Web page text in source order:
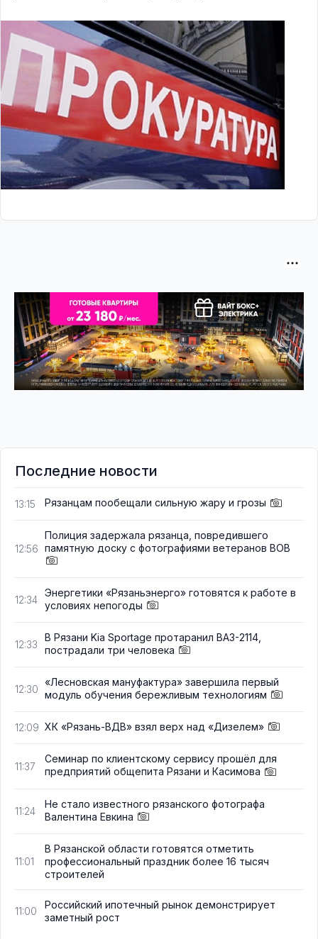
Последние новости
13:15 Рязанцам пообещали сильную жару и грозы
12:56
Полиция задержала рязанца, повредившего
памятную доску с фотографиями ветеранов ВОВ
12:34
Энергетики «Рязаньэнерго» готовятся к работе в
условиях непогоды
12:33
В Рязани Kia Sportage протаранил ВАЗ-2114,
пострадали три человека
12:30
«Лесновская мануфактура» завершила первый
модуль обучения бережливым технологиям
12:09 ХК «Рязань-ВДВ» взял верх над «Дизелем»
11:37
Семинар по клиентскому сервису прошёл для
предприятий общепита Рязани и Касимова
11:24
Не стало известного рязанского фотографа
Валентина Евкина
11:01
В Рязанской области готовятся отметить
профессиональный праздник более 16 тысяч
строителей
11:00
Российский ипотечный рынок демонстрирует
заметный рост